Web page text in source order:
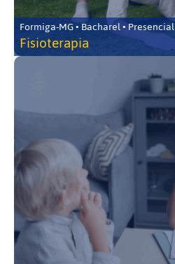
Formiga-MG • Bacharel • Presencial
Fisioterapia